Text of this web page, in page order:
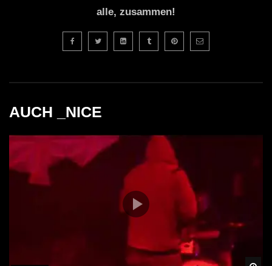
alle, zusammen!
AUCH _NICE